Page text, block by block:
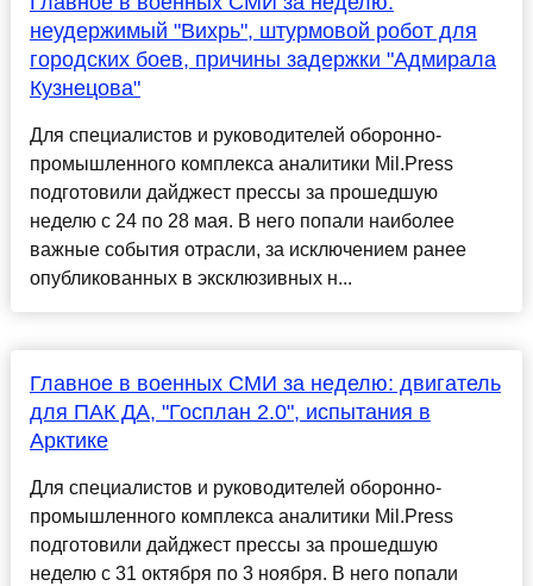
неудержимый "Вихрь", штурмовой робот для
городских боев, причины задержки "Адмирала
Кузнецова"
Для специалистов и руководителей оборонно-
промышленного комплекса аналитики Mil.Press
подготовили дайджест прессы за прошедшую
неделю с 24 по 28 мая. В него попали наиболее
важные события отрасли, за исключением ранее
опубликованных в эксклюзивных н...
Главное в военных СМИ за неделю: двигатель
для ПАК ДА, "Госплан 2.0", испытания в
Арктике
Для специалистов и руководителей оборонно-
промышленного комплекса аналитики Mil.Press
подготовили дайджест прессы за прошедшую
неделю с 31 октября по 3 ноября. В него попали